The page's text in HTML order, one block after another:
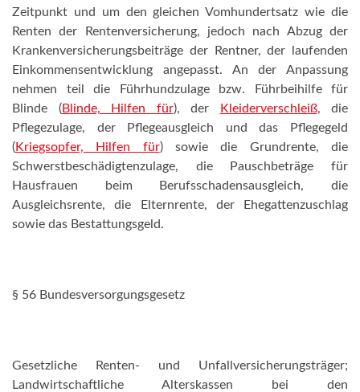
Zeitpunkt und um den gleichen Vomhundertsatz wie die
Renten der Rentenversicherung, jedoch nach Abzug der
Krankenversicherungsbeiträge der Rentner, der laufenden
Einkommensentwicklung angepasst. An der Anpassung
nehmen teil die Führhundzulage bzw. Führbeihilfe für
Blinde (Blinde, Hilfen für), der Kleiderverschleiß, die
Pflegezulage, der Pflegeausgleich und das Pflegegeld
(Kriegsopfer, Hilfen für) sowie die Grundrente, die
Schwerstbeschädigtenzulage, die Pauschbeträge für
Hausfrauen beim Berufsschadensausgleich, die
Ausgleichsrente, die Elternrente, der Ehegattenzuschlag
sowie das Bestattungsgeld.
§ 56 Bundesversorgungsgesetz
Gesetzliche Renten- und Unfallversicherungsträger;
Landwirtschaftliche Alterskassen bei den